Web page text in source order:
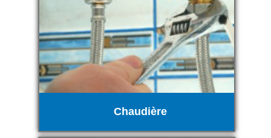
Chaudière